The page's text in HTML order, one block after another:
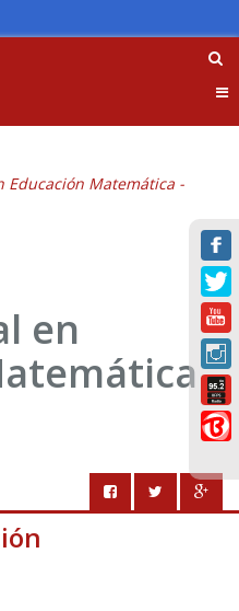
Educación Matemática -
en
-